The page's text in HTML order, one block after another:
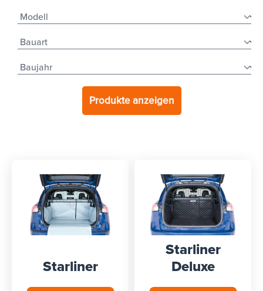
Produkte anzeigen
Starliner
Starliner
Deluxe